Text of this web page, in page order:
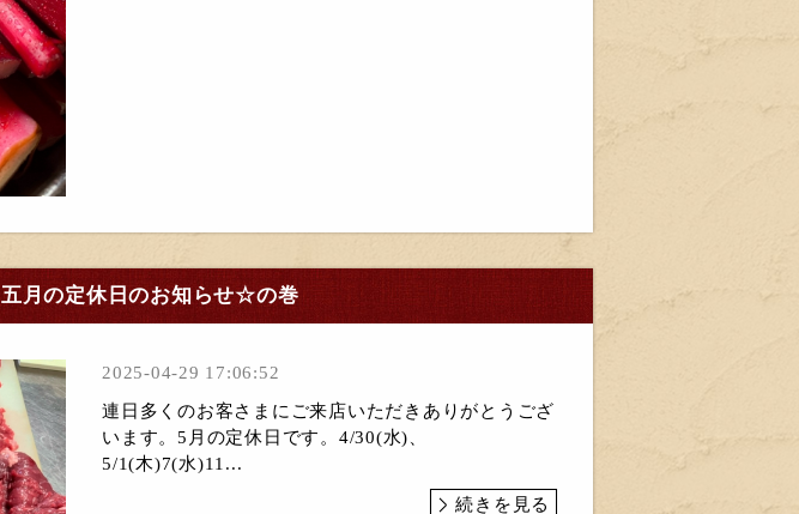
五月の定休日のお知らせ☆の巻
2025-04-29 17:06:52
連日多くのお客さまにご来店いただきありがとうござ
います。5月の定休日です。4/30(水)、
5/1(木)7(水)11...
続きを見る